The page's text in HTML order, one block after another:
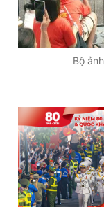
Bộ